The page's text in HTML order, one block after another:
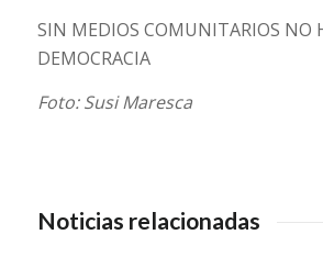
SIN MEDIOS COMUNITARIOS NO
DEMOCRACIA
Foto: Susi Maresca
Noticias relacionadas